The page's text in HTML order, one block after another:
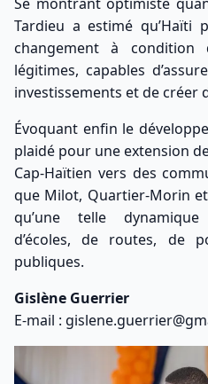
Tardieu a estimé
changement à condition
légitimes, capables
investissements et de créer
Évoquant enfin le
plaidé pour une extension
Cap-Haïtien vers des
que Milot, Quartier-Morin
qu’une telle
d’écoles, de routes, de
publiques.
Gislène Guerrier
E-mail :